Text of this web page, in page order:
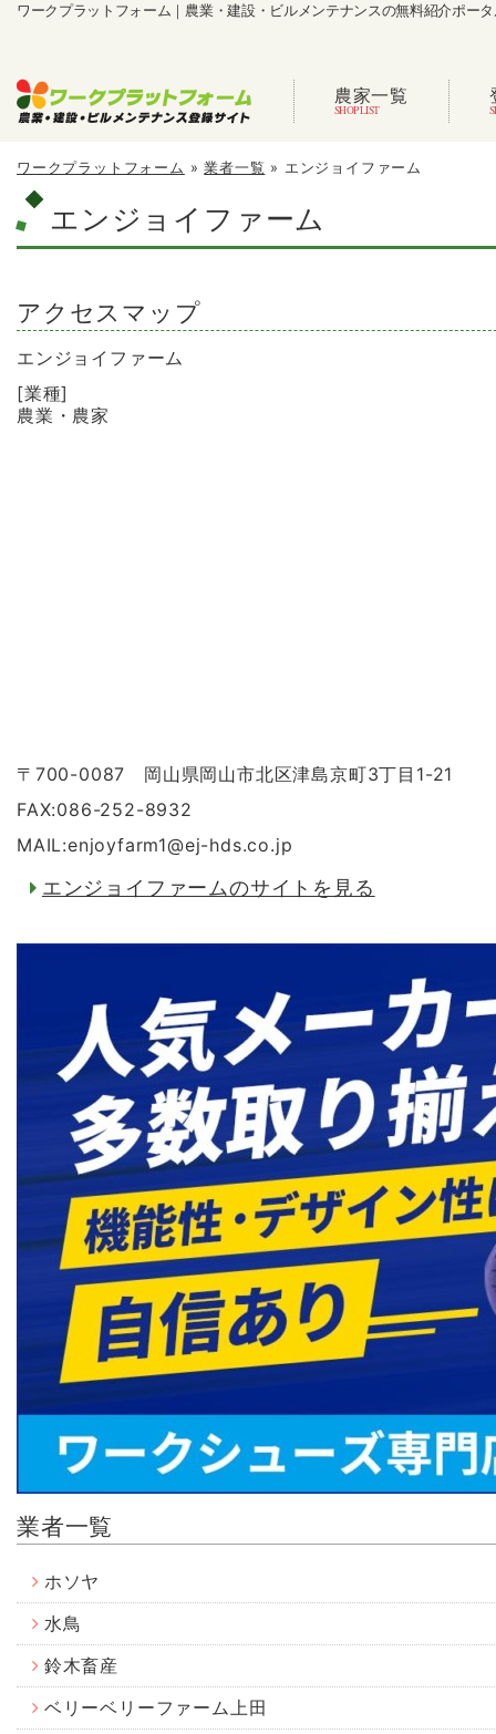
ワークプラットフォーム｜農業・建設・ビルメンテナンスの無料紹介ポー
農家一覧
ワークプラットフォーム »業者一覧 » エンジョイファーム
エンジョイファーム
アクセスマップ
エンジョイファーム
[業種]
農業・農家
〒700-0087 岡山県岡山市北区津島京町3丁目1-21
FAX:086-252-8932
MAIL:enjoyfarm1@ej-hds.co.jp
エンジョイファームのサイトを見る
業者一覧
ホソヤ
水鳥
鈴木畜産
ベリーベリーファーム上田